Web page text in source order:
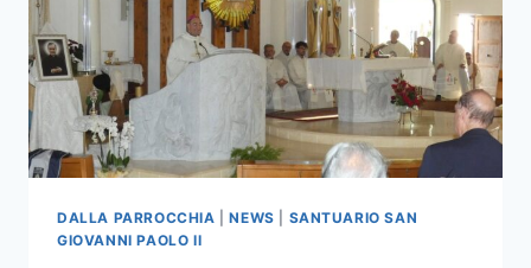
DALLA PARROCCHIA |NEWS
SANTUARIO SAN
GIOVANNI PAOLO II